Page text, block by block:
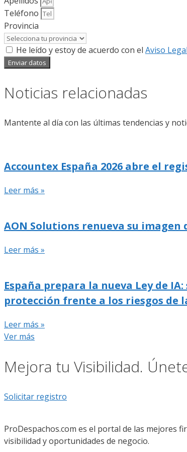
Teléfono
Provincia
He leído y estoy de acuerdo con el Aviso Legal
Enviar datos
Noticias relacionadas
Mantente al día con las últimas tendencias y
Accountex España 2026 abre el
Leer más »
AON Solutions renueva su
Leer más »
España prepara la nueva Ley de
protección frente a los riesgos
Leer más »
Ver más
Mejora tu Visibilidad.
Solicitar registro
ProDespachos.com es el portal de las mejores
visibilidad y oportunidades de negocio.